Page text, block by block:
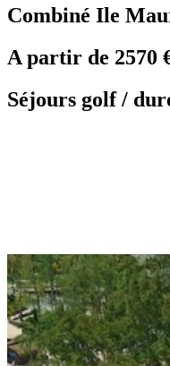
Combiné Ile
A partir de 2570
Séjours golf /